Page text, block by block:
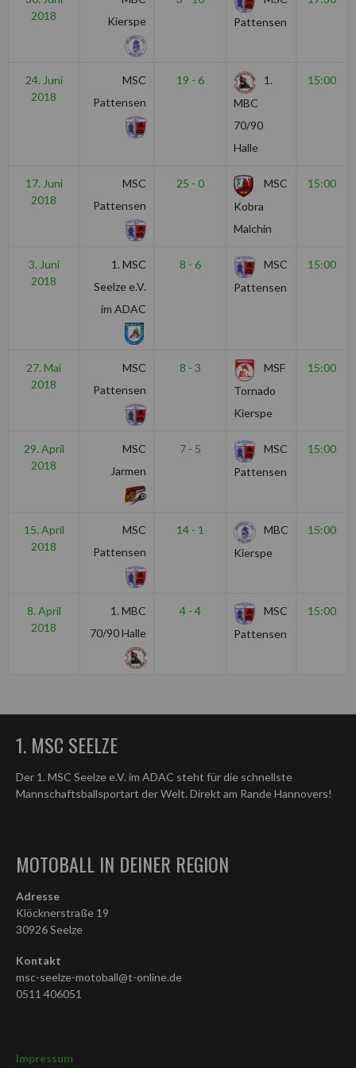
2018
Kierspe
Pattensen
24. Juni
2018
MSC
Pattensen
19 - 6
1.
MBC
70/90
Halle
15:00
17. Juni
2018
MSC
Pattensen
25 - 0
MSC
Kobra
Malchin
15:00
3. Juni
2018
1. MSC
Seelze e.V.
im ADAC
8 - 6
MSC
Pattensen
15:00
27. Mai
2018
MSC
Pattensen
8 - 3
MSF
Tornado
Kierspe
15:00
29. April
2018
MSC
Jarmen
7 - 5
MSC
Pattensen
15:00
15. April
2018
MSC
Pattensen
14 - 1
MBC
Kierspe
15:00
8. April
2018
1. MBC
70/90 Halle
4 - 4
MSC
Pattensen
15:00
1. MSC SEELZE
Der 1. MSC Seelze e.V. im ADAC steht für die schnellste
Mannschaftsballsportart der Welt. Direkt am Rande Hannovers!
MOTOBALL IN DEINER REGION
Adresse
Klöcknerstraße 19
30926 Seelze
Kontakt
msc-seelze-motoball@t-online.de
0511 406051
Impressum